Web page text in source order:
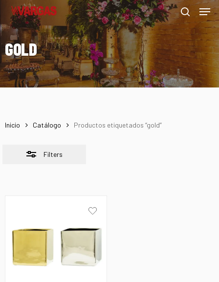
Skip
main
content
search
Menu
GOLD
Inicio Catálogo Productos etiquetados “gold”
Filters
Close
Filters
Menu